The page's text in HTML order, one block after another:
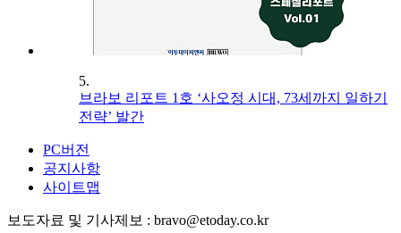
5.
브라보 리포트 1호 ‘사오정 시대, 73세까지 일하기
전략’ 발간
PC버전
공지사항
사이트맵
보도자료 및 기사제보 : bravo@etoday.co.kr